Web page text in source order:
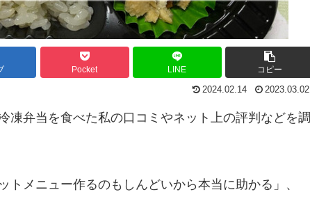
Pocket LINE コピー
2024.02.14 2023.03.02
凍弁当を食べた私の口コミやネット上の評判などを調
メニュー作るのもしんどいから本当に助かる」、